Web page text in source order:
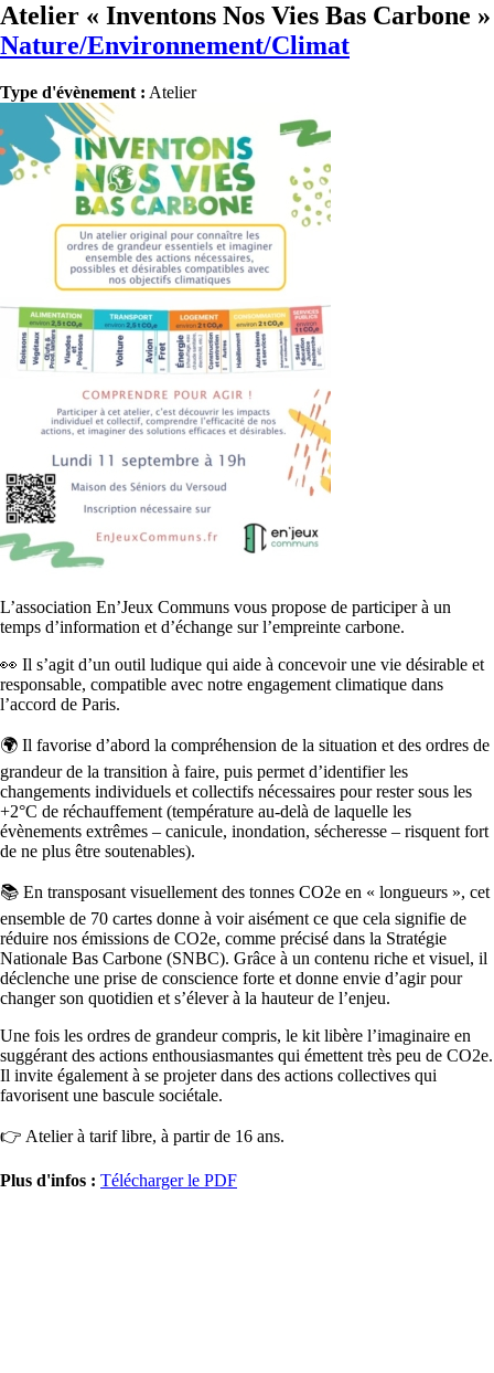
Atelier « Inventons Nos Vies Bas Carbone »
Nature/Environnement/Climat
Type d'évènement : Atelier
L’association En’Jeux Communs vous propose de participer à un
temps d’information et d’échange sur l’empreinte carbone.
👀 Il s’agit d’un outil ludique qui aide à concevoir une vie désirable et
responsable, compatible avec notre engagement climatique dans
l’accord de Paris.
🌍 Il favorise d’abord la compréhension de la situation et des ordres de
grandeur de la transition à faire, puis permet d’identifier les
changements individuels et collectifs nécessaires pour rester sous les
+2°C de réchauffement (température au-delà de laquelle les
évènements extrêmes – canicule, inondation, sécheresse – risquent fort
de ne plus être soutenables).
📚 En transposant visuellement des tonnes CO2e en « longueurs », cet
ensemble de 70 cartes donne à voir aisément ce que cela signifie de
réduire nos émissions de CO2e, comme précisé dans la Stratégie
Nationale Bas Carbone (SNBC). Grâce à un contenu riche et visuel, il
déclenche une prise de conscience forte et donne envie d’agir pour
changer son quotidien et s’élever à la hauteur de l’enjeu.
Une fois les ordres de grandeur compris, le kit libère l’imaginaire en
suggérant des actions enthousiasmantes qui émettent très peu de CO2e.
Il invite également à se projeter dans des actions collectives qui
favorisent une bascule sociétale.
👉 Atelier à tarif libre, à partir de 16 ans.
Plus d'infos : Télécharger le PDF